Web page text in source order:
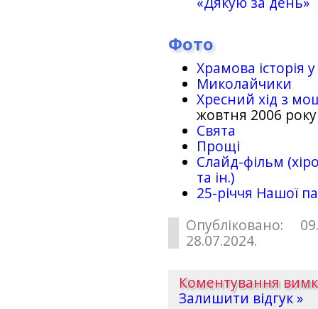
Фото
Храмова історія
Миколайчики
Хресний хід з
жовтня 2006 року
Свята
Прощі
Слайд-фільм
та ін.)
25-рiччя Нашої
Опубліковано:
28.07.2024.
Коментування
Залишити відгук »